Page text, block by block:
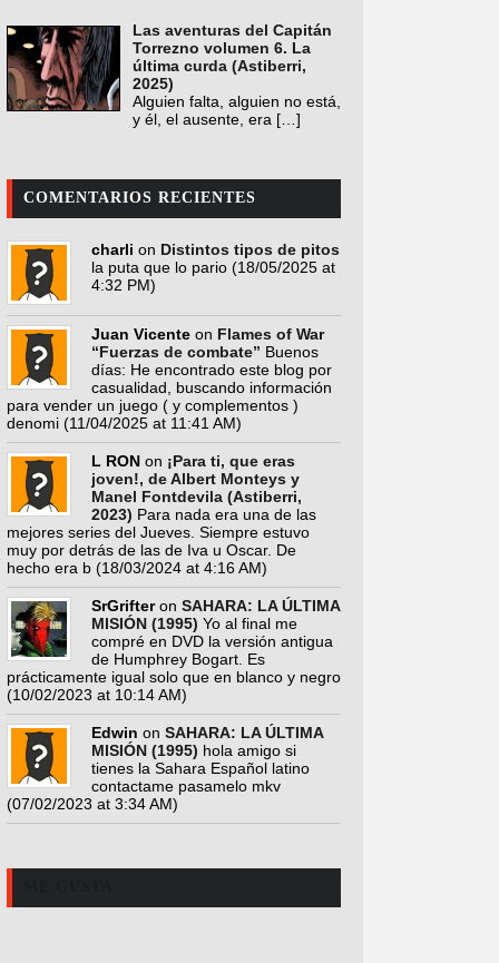
Las aventuras del Capitán
Torrezno volumen 6. La
última curda (Astiberri,
2025)
Alguien falta, alguien no está,
y él, el ausente, era […]
COMENTARIOS RECIENTES
charli on Distintos tipos de pitos
la puta que lo pario (18/05/2025 at
4:32 PM)
Juan Vicente on Flames of War
“Fuerzas de combate” Buenos
días: He encontrado este blog por
casualidad, buscando información
para vender un juego ( y complementos )
denomi (11/04/2025 at 11:41 AM)
L RON on ¡Para ti, que eras
joven!, de Albert Monteys y
Manel Fontdevila (Astiberri,
2023) Para nada era una de las
mejores series del Jueves. Siempre estuvo
muy por detrás de las de Iva u Oscar. De
hecho era b (18/03/2024 at 4:16 AM)
SrGrifteron SAHARA: LA ÚLTIMA
MISIÓN (1995) Yo al final me
compré en DVD la versión antigua
de Humphrey Bogart. Es
prácticamente igual solo que en blanco y negro
(10/02/2023 at 10:14 AM)
Edwin on SAHARA: LA ÚLTIMA
MISIÓN (1995) hola amigo si
tienes la Sahara Español latino
contactame pasamelo mkv
(07/02/2023 at 3:34 AM)